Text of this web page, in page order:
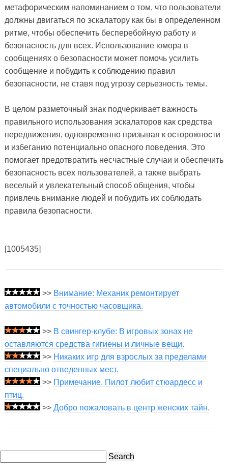
метафорическим напоминанием о том, что пользователи
должны двигаться по эскалатору как бы в определенном
ритме, чтобы обеспечить бесперебойную работу и
безопасность для всех. Использование юмора в
сообщениях о безопасности может помочь усилить
сообщение и побудить к соблюдению правил
безопасности, не ставя под угрозу серьезность темы.
В целом разметочный знак подчеркивает важность
правильного использования эскалаторов как средства
передвижения, одновременно призывая к осторожности
и избеганию потенциально опасного поведения. Это
помогает предотвратить несчастные случаи и обеспечить
безопасность всех пользователей, а также выбрать
веселый и увлекательный способ общения, чтобы
привлечь внимание людей и побудить их соблюдать
правила безопасности.
[1005435]
>> Внимание: Механик ремонтирует
автомобили с точностью часовщика.
>> В свингер-клубе: В игровых зонах не
оставляются средства гигиены и личные вещи.
>> Никаких игр для взрослых за пределами
специально отведенных мест.
>> Примечание. Пилот любит стюардесс и
птиц.
>> Добро пожаловать в центр женских тайн.
Search